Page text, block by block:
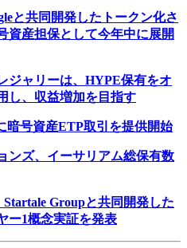
と共同開発したトークン化さ
資産担保として今年中に展開
ジャリーは、HYPE保有をオ
し、収益増加を目指す
暗号資産ETP取引を提供開始
ンズ、イーサリアム総保有数
Groupと共同開発した
ー1概念実証を発表